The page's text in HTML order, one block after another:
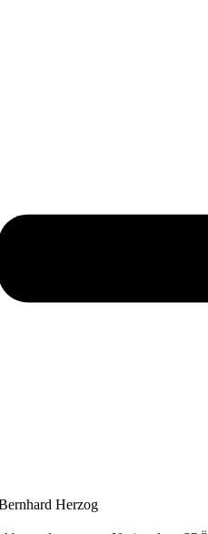
Herzog